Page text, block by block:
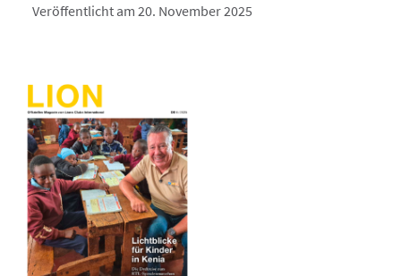
Veröffentlicht am 20. November 2025